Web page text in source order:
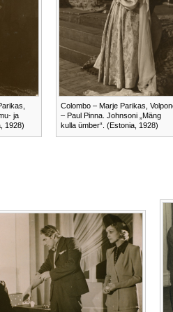
ja
1928)
Colombo – Marje Parikas,
– Paul Pinna. Johnsoni „Mäng
kulla ümber“. (Estonia, 1928)